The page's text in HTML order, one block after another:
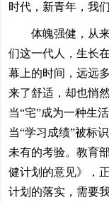
时代，新青年，我
体魄强健，从来
们这一代人，生长
幕上的时间，远远
来了舒适，却也悄
当“宅”成为一种生
当“学习成绩”被标
未有的考验。教育
健计划的意见》，
计划的落实，需要